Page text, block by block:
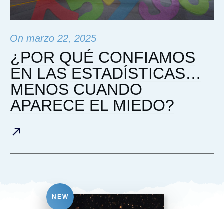
On marzo 22, 2025
¿POR QUÉ CONFIAMOS
EN LAS ESTADÍSTICAS…
MENOS CUANDO
APARECE EL MIEDO?
NEW